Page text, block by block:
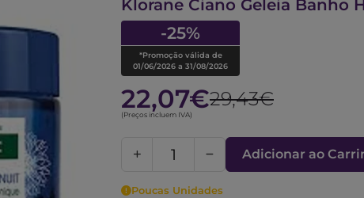
Klorane Ciano Geleia Banho
-25%
*Promoção válida de
01/06/2026 a 31/08/2026
22,07€29,43€
(Preços incluem IVA)
Adicionar ao
Poucas Unidades